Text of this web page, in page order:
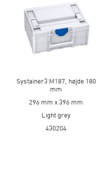
Systainer3 M187, højde 180
mm
296 mm x 396 mm
Light grey
430204